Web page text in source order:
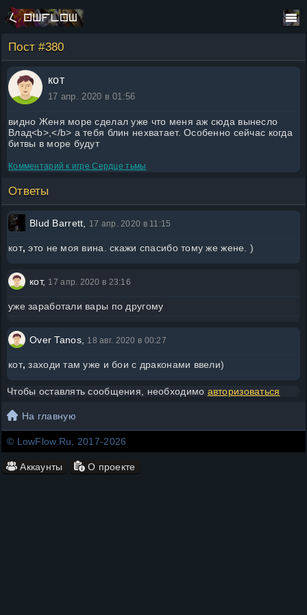
Пост #380
кот
17 апр. 2020 в 01:56
видно Женя море сделал уже что меня аж сюда вынесло
Влад<b>,</b> а тебя блин нехватает. Особенно сейчас когда
битвы в море будут
Комментарий к игреСердце тьмы
Ответы
Blud Barrett, 17 апр. 2020 в 11:15
кот, это не моя вина. скажи спасибо тому же жене. )
кот, 17 апр. 2020 в 23:16
уже заработали вары по другому
Over Tanos, 18 авг. 2020 в 00:27
кот, заходи там уже и бои с драконами ввели)
Чтобы оставлять сообщения, необходимо авторизоваться
На главную
© LowFlow.Ru, 2017-2026
Аккаунты О проекте